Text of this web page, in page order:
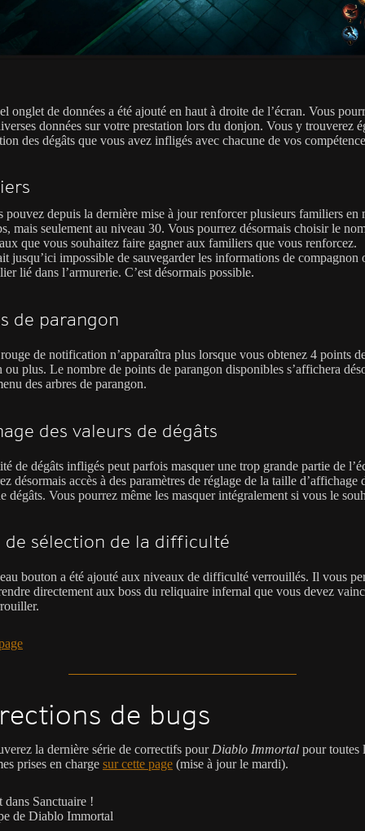
onglet de données a été ajouté en haut à droite de l’écran. Vous
données sur votre prestation lors du donjon. Vous y trouverez
des dégâts que vous avez infligés avec chacune de vos
pouvez depuis la dernière mise à jour renforcer plusieurs familiers en
mais seulement au niveau 30. Vous pourrez désormais choisir le
que vous souhaitez faire gagner aux familiers que vous renforcez.
jusqu’ici impossible de sauvegarder les informations de compagnon
lié dans l’armurerie. C’est désormais possible.
de parangon
de notification n’apparaîtra plus lorsque vous obtenez 4 points
ou plus. Le nombre de points de parangon disponibles s’affichera
des arbres de parangon.
des valeurs de dégâts
de dégâts infligés peut parfois masquer une trop grande partie de
désormais accès à des paramètres de réglage de la taille d’affichage
dégâts. Vous pourrez même les masquer intégralement si vous le
de sélection de la difficulté
bouton a été ajouté aux niveaux de difficulté verrouillés. Il vous
directement aux boss du reliquaire infernal que vous devez
de bugs
la dernière série de correctifs pour Diablo Immortal pour toutes
prises en charge sur cette page (mise à jour le mardi).
Sanctuaire !
de Diablo Immortal